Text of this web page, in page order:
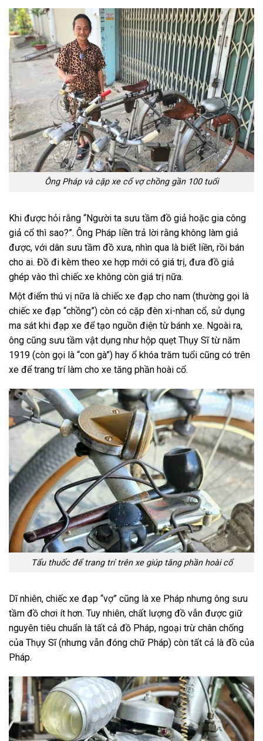
Ông Pháp và cặp xe cổ vợ chồng gần 100 tuổi
Khi được hỏi rằng “Người ta sưu tầm đồ giả hoặc gia công
giả cổ thì sao?”. Ông Pháp liền trả lời rằng không làm giả
được, với dân sưu tầm đồ xưa, nhìn qua là biết liền, rồi bán
cho ai. Đồ đi kèm theo xe hợp mới có giá trị, đưa đồ giả
ghép vào thì chiếc xe không còn giá trị nữa.
Một điểm thú vị nữa là chiếc xe đạp cho nam (thường gọi là
chiếc xe đạp “chồng”) còn có cặp đèn xi-nhan cổ, sử dụng
ma sát khi đạp xe để tạo nguồn điện từ bánh xe. Ngoài ra,
ông cũng sưu tầm vật dụng như hộp quẹt Thụy Sĩ từ năm
1919 (còn gọi là “con gà”) hay ổ khóa trăm tuổi cũng có trên
xe để trang trí làm cho xe tăng phần hoài cổ.
Tẩu thuốc để trang trí trên xe giúp tăng phần hoài cổ
Dĩ nhiên, chiếc xe đạp “vợ” cũng là xe Pháp nhưng ông sưu
tầm đồ chơi ít hơn. Tuy nhiên, chất lượng đồ vẫn được giữ
nguyên tiêu chuẩn là tất cả đồ Pháp, ngoại trừ chân chống
của Thụy Sĩ (nhưng vẫn đóng chữ Pháp) còn tất cả là đồ của
Pháp.